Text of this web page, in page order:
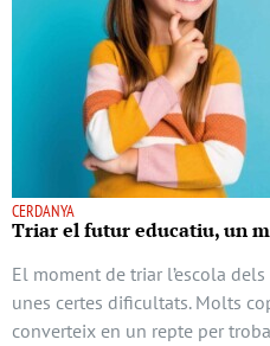
CERDANYA
Triar el futur educatiu, un
El moment de triar l’escola
unes certes dificultats. Molts
converteix en un repte per